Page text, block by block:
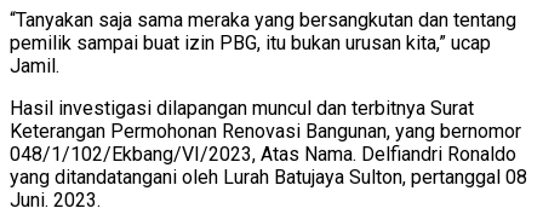
“Tanyakan saja sama meraka yang bersangkutan dan tentang
pemilik sampai buat izin PBG, itu bukan urusan kita,” ucap
Jamil.
Hasil investigasi dilapangan muncul dan terbitnya Surat
Keterangan Permohonan Renovasi Bangunan, yang bernomor
048/1/102/Ekbang/VI/2023, Atas Nama. Delfiandri Ronaldo
yang ditandatangani oleh Lurah Batujaya Sulton, pertanggal 08
Juni. 2023.